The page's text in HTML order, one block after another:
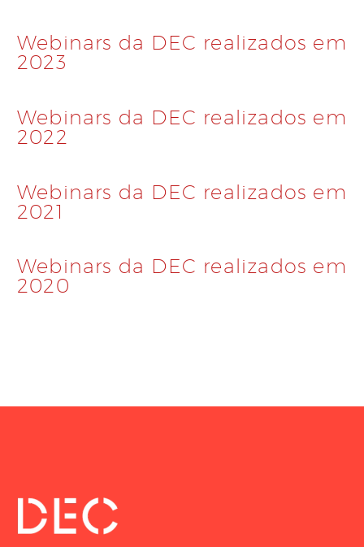
Webinars da DEC realizados em
2023
Webinars da DEC realizados em
2022
Webinars da DEC realizados em
2021
Webinars da DEC realizados em
2020